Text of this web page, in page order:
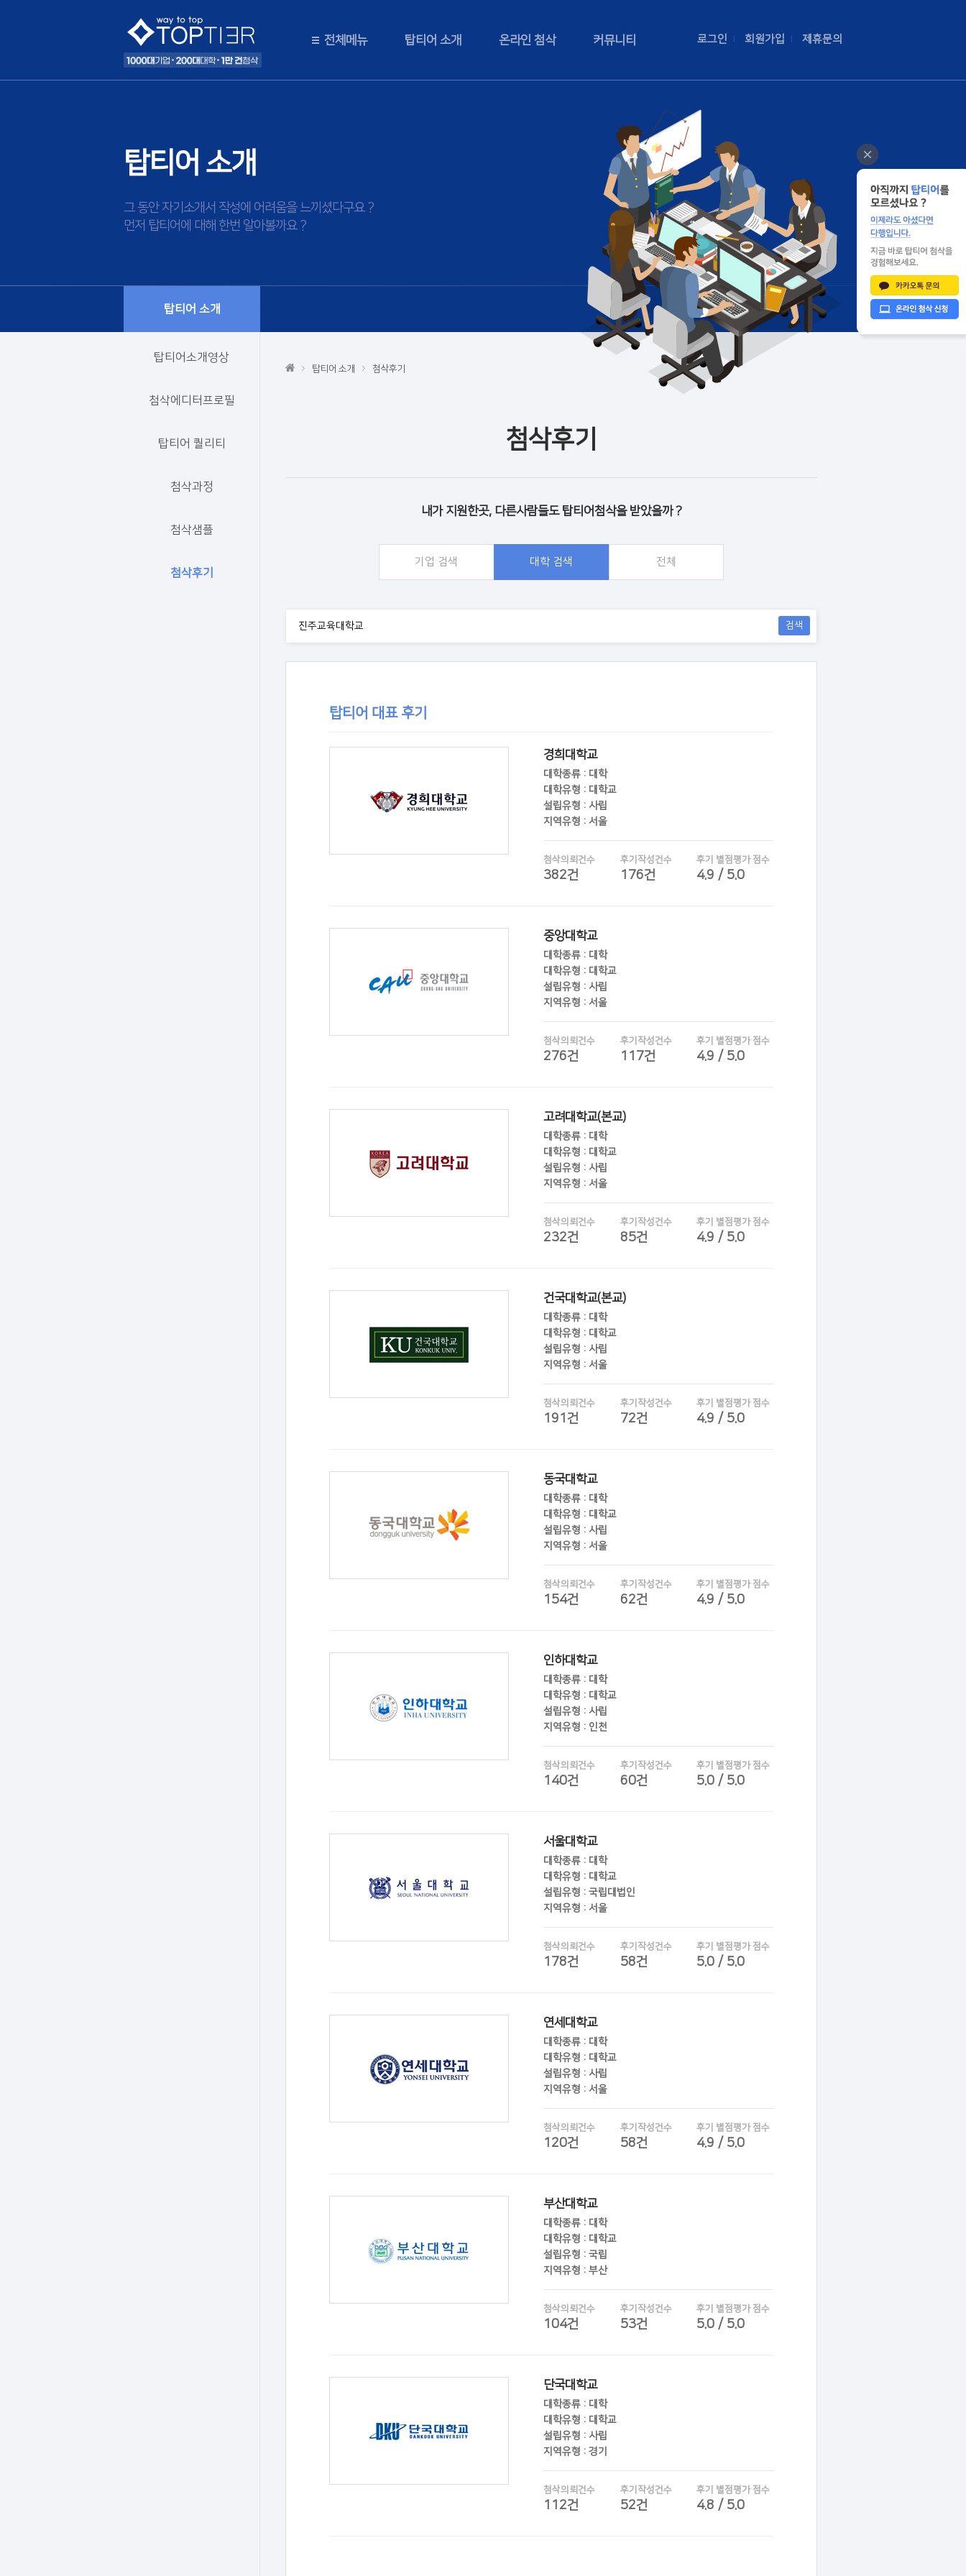
전체메뉴 탑티어 소개 온라인 첨삭 커뮤니티 로그인 회원가입 제휴문의
탑티어 소개
그 동안 자기소개서 작성에 어려움을 느끼셨다구요 ?
먼저 탑티어에 대해 한번 알아볼까요 ?
탑티어 소개
탑티어소개영상
첨삭에디터프로필
탑티어 퀄리티
첨삭과정
첨삭샘플
첨삭후기
탑티어 소개 첨삭후기
첨삭후기
내가 지원한곳, 다른사람들도 탑티어첨삭을 받았을까 ?
기업 검색 대학 검색 전체
검색
탑티어 대표 후기
경희대학교
대학종류 : 대학
대학유형 : 대학교
설립유형 : 사립
지역유형 : 서울
첨삭의뢰건수
382건
후기작성건수
176건
후기 별점평가 점수
4.9 / 5.0
중앙대학교
대학종류 : 대학
대학유형 : 대학교
설립유형 : 사립
지역유형 : 서울
첨삭의뢰건수
276건
후기작성건수
117건
후기 별점평가 점수
4.9 / 5.0
고려대학교(본교)
대학종류 : 대학
대학유형 : 대학교
설립유형 : 사립
지역유형 : 서울
첨삭의뢰건수
232건
후기작성건수
85건
후기 별점평가 점수
4.9 / 5.0
건국대학교(본교)
대학종류 : 대학
대학유형 : 대학교
설립유형 : 사립
지역유형 : 서울
첨삭의뢰건수
191건
후기작성건수
72건
후기 별점평가 점수
4.9 / 5.0
동국대학교
대학종류 : 대학
대학유형 : 대학교
설립유형 : 사립
지역유형 : 서울
첨삭의뢰건수
154건
후기작성건수
62건
후기 별점평가 점수
4.9 / 5.0
인하대학교
대학종류 : 대학
대학유형 : 대학교
설립유형 : 사립
지역유형 : 인천
첨삭의뢰건수
140건
후기작성건수
60건
후기 별점평가 점수
5.0 / 5.0
서울대학교
대학종류 : 대학
대학유형 : 대학교
설립유형 : 국립대법인
지역유형 : 서울
첨삭의뢰건수
178건
후기작성건수
58건
후기 별점평가 점수
5.0 / 5.0
연세대학교
대학종류 : 대학
대학유형 : 대학교
설립유형 : 사립
지역유형 : 서울
첨삭의뢰건수
120건
후기작성건수
58건
후기 별점평가 점수
4.9 / 5.0
부산대학교
대학종류 : 대학
대학유형 : 대학교
설립유형 : 국립
지역유형 : 부산
첨삭의뢰건수
104건
후기작성건수
53건
후기 별점평가 점수
5.0 / 5.0
단국대학교
대학종류 : 대학
대학유형 : 대학교
설립유형 : 사립
지역유형 : 경기
첨삭의뢰건수
112건
후기작성건수
52건
후기 별점평가 점수
4.8 / 5.0